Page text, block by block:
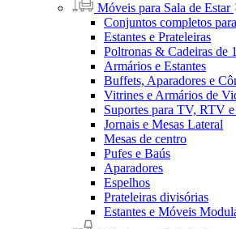
Móveis para Sala de Estar
Conjuntos completos
Estantes e Prateleiras
Poltronas & Cadeiras de
Armários e Estantes
Buffets, Aparadores e
Vitrines e Armários de
Suportes para TV, RTV
Jornais e Mesas Lateral
Mesas de centro
Pufes e Baús
Aparadores
Espelhos
Prateleiras divisórias
Estantes e Móveis